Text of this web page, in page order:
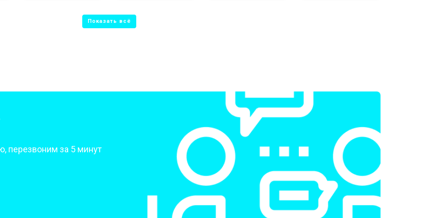
от 50 мин
от 2200 ₽
от 1700 ₽ Заказать
от 2600 ₽ Заказать
перезвоним за 5 минут